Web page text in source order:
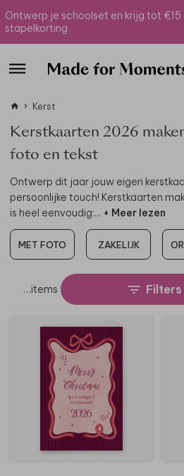
Ontwerp je schoolset en krijg tot €15
stapelkorting
Kerst
Kerstkaarten 2026
foto en tekst
Ontwerp dit jaar jouw eigen
persoonlijke touch! Kerstkaarten
is heel eenvoudig:... + Meer lezen
MET FOTO ZAKELIJK
…items Filters